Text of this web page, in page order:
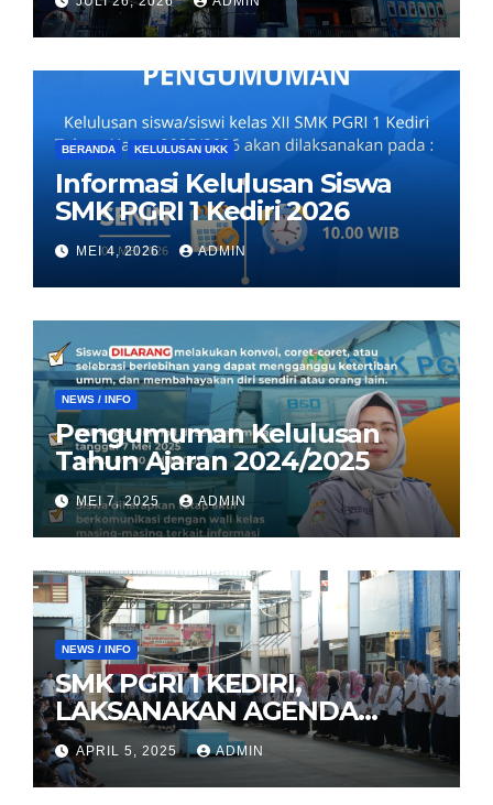
BERANDA KELULUSAN UKK
Informasi Kelulusan Siswa
SMK PGRI 1 Kediri 2026
MEI 4, 2026 ADMIN
NEWS / INFO
Pengumuman Kelulusan
Tahun Ajaran 2024/2025
MEI 7, 2025 ADMIN
NEWS / INFO
SMK PGRI 1 KEDIRI,
LAKSANAKAN AGENDA
HALAL BIHALAL
APRIL 5, 2025 ADMIN